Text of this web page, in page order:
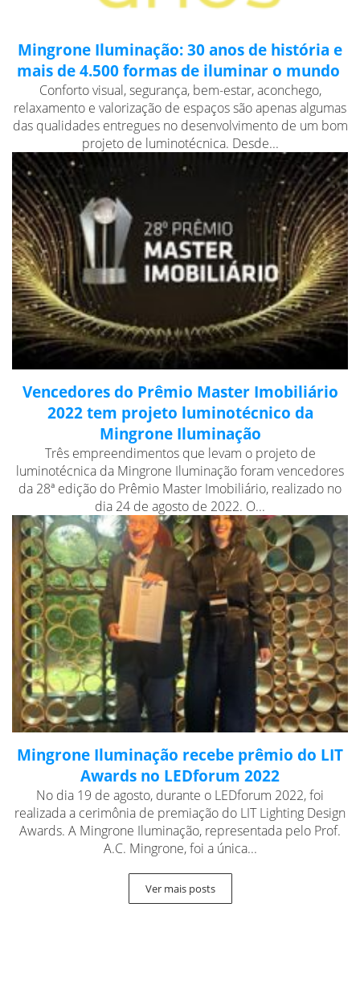
Mingrone Iluminação: 30 anos de história e
mais de 4.500 formas de iluminar o mundo
Conforto visual, segurança, bem-estar, aconchego,
relaxamento e valorização de espaços são apenas algumas
das qualidades entregues no desenvolvimento de um bom
projeto de luminotécnica. Desde...
Vencedores do Prêmio Master Imobiliário
2022 tem projeto luminotécnico da
Mingrone Iluminação
Três empreendimentos que levam o projeto de
luminotécnica da Mingrone Iluminação foram vencedores
da 28ª edição do Prêmio Master Imobiliário, realizado no
dia 24 de agosto de 2022. O...
Mingrone Iluminação recebe prêmio do LIT
Awards no LEDforum 2022
No dia 19 de agosto, durante o LEDforum 2022, foi
realizada a cerimônia de premiação do LIT Lighting Design
Awards. A Mingrone Iluminação, representada pelo Prof.
A.C. Mingrone, foi a única...
Ver mais posts